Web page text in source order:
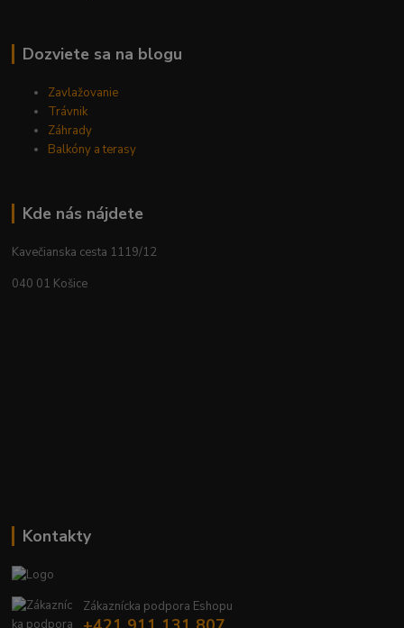
Dozviete sa na blogu
Zavlažovanie
Trávnik
Záhrady
Balkóny a terasy
Kde nás nájdete
Kavečianska cesta 1119/12
040 01 Košice
Kontakty
Zákaznícka podpora Eshopu